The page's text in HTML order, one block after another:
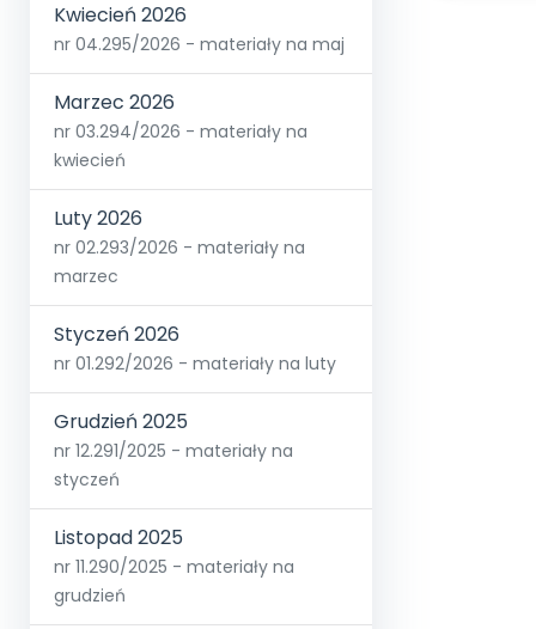
Kwiecień 2026
nr 04.295/2026 - materiały na maj
Marzec 2026
nr 03.294/2026 - materiały na
kwiecień
Luty 2026
nr 02.293/2026 - materiały na
marzec
Styczeń 2026
nr 01.292/2026 - materiały na luty
Grudzień 2025
nr 12.291/2025 - materiały na
styczeń
Listopad 2025
nr 11.290/2025 - materiały na
grudzień